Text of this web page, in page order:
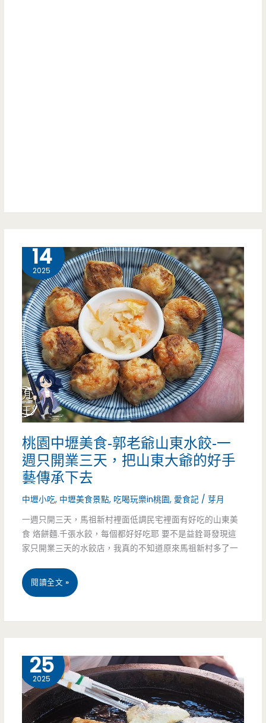
到
壢，
雞
湯
香
醇
好
喝，
桃
園
才
有
肉
燥
米
干
一
要
吃！
（邀
14
2025
桃園中壢美食-郭老爺山東水餃-一
週只開業三天，把山東大爺的好手
藝傳承下去
中壢小吃, 中壢美食景點, 吃喝玩樂in桃園, 愛食記 /芽月
一週只開三天，馬祖新村裡面低調民宅裡面有好吃的山東美
食 烙餅麵.千張水餃，每個都好好吃耶 要不是益銓哥發現這
家只開業三天的水餃店，我真的不知道原來馬祖新村多了一
桃
美
食-
郭
閱讀全文 »
25
2025